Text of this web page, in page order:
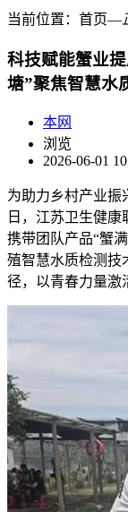
当前位置： 首页―
科技赋能蟹业
塘”聚焦智慧水
本网
浏览
2026-06-01
为助力乡村产业振
日，江苏卫生健康
携带团队产品“蟹
殖智慧水质检测技
径，以青春力量激